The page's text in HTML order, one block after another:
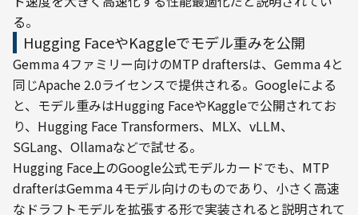
る。
Hugging FaceやKaggleでモデル重みを公開
Gemma 4ファミリー向けのMTP draftersは、Gemma 4と
同じApache 2.0ライセンスで提供される。Googleによる
と、モデル重みはHugging FaceやKaggleで公開されてお
り、Hugging Face Transformers、MLX、vLLM、
SGLang、Ollamaなどで試せる。
Hugging Face上のGoogle公式モデルカードでも、MTP
drafterはGemma 4モデル向けのものであり、小さく高速
なドラフトモデルを拡張する形で実装されると説明されて